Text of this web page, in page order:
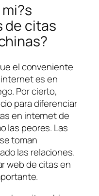
de citas
el conveniente
es en
Por cierto,
para diferenciar
en internet de
las peores. Las
toman
las relaciones.
web de citas en